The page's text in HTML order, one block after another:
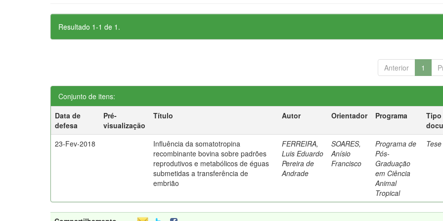
Resultado 1-1 de 1.
Anterior 1
Conjunto de itens:
Data de
defesa
Pré-
visualização
Título Autor Orientador Programa
23-Fev-2018
Influência da somatotropina
recombinante bovina sobre padrões
reprodutivos e metabólicos de éguas
submetidas a transferência de
embrião
FERREIRA,
Luis Eduardo
Pereira de
Andrade
SOARES,
Anísio
Francisco
Programa de
Pós-
Graduação
em Ciência
Animal
Tropical
Tese